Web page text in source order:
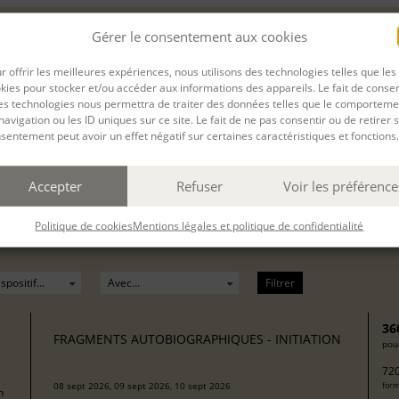
Gérer le consentement aux cookies
offrir les meilleures expériences, nous utilisons des technologies telles que les
pour stocker et/ou accéder aux informations des appareils. Le fait de
technologies nous permettra de traiter des données telles que le
ou les ID uniques sur ce site. Le fait de ne pas consentir ou de retirer
peut avoir un effet négatif sur certaines caractéristiques et fonctions.
Accepter Refuser Voir les
Politique de cookiesMentions légales et politique de confidentialité
maison Roger Martin du Garddu17 Juin. 2024
h 30 - 17 h 30 )
session de formation est terminée.
Filtrer
FRAGMENTS AUTOBIOGRAPHIQUES - INITIATION
08 sept 2026, 09 sept 2026, 10 sept 2026